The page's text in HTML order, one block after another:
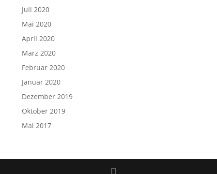
Juli 2020
Mai 2020
April 2020
März 2020
Februar 2020
Januar 2020
Dezember 2019
Oktober 2019
Mai 2017